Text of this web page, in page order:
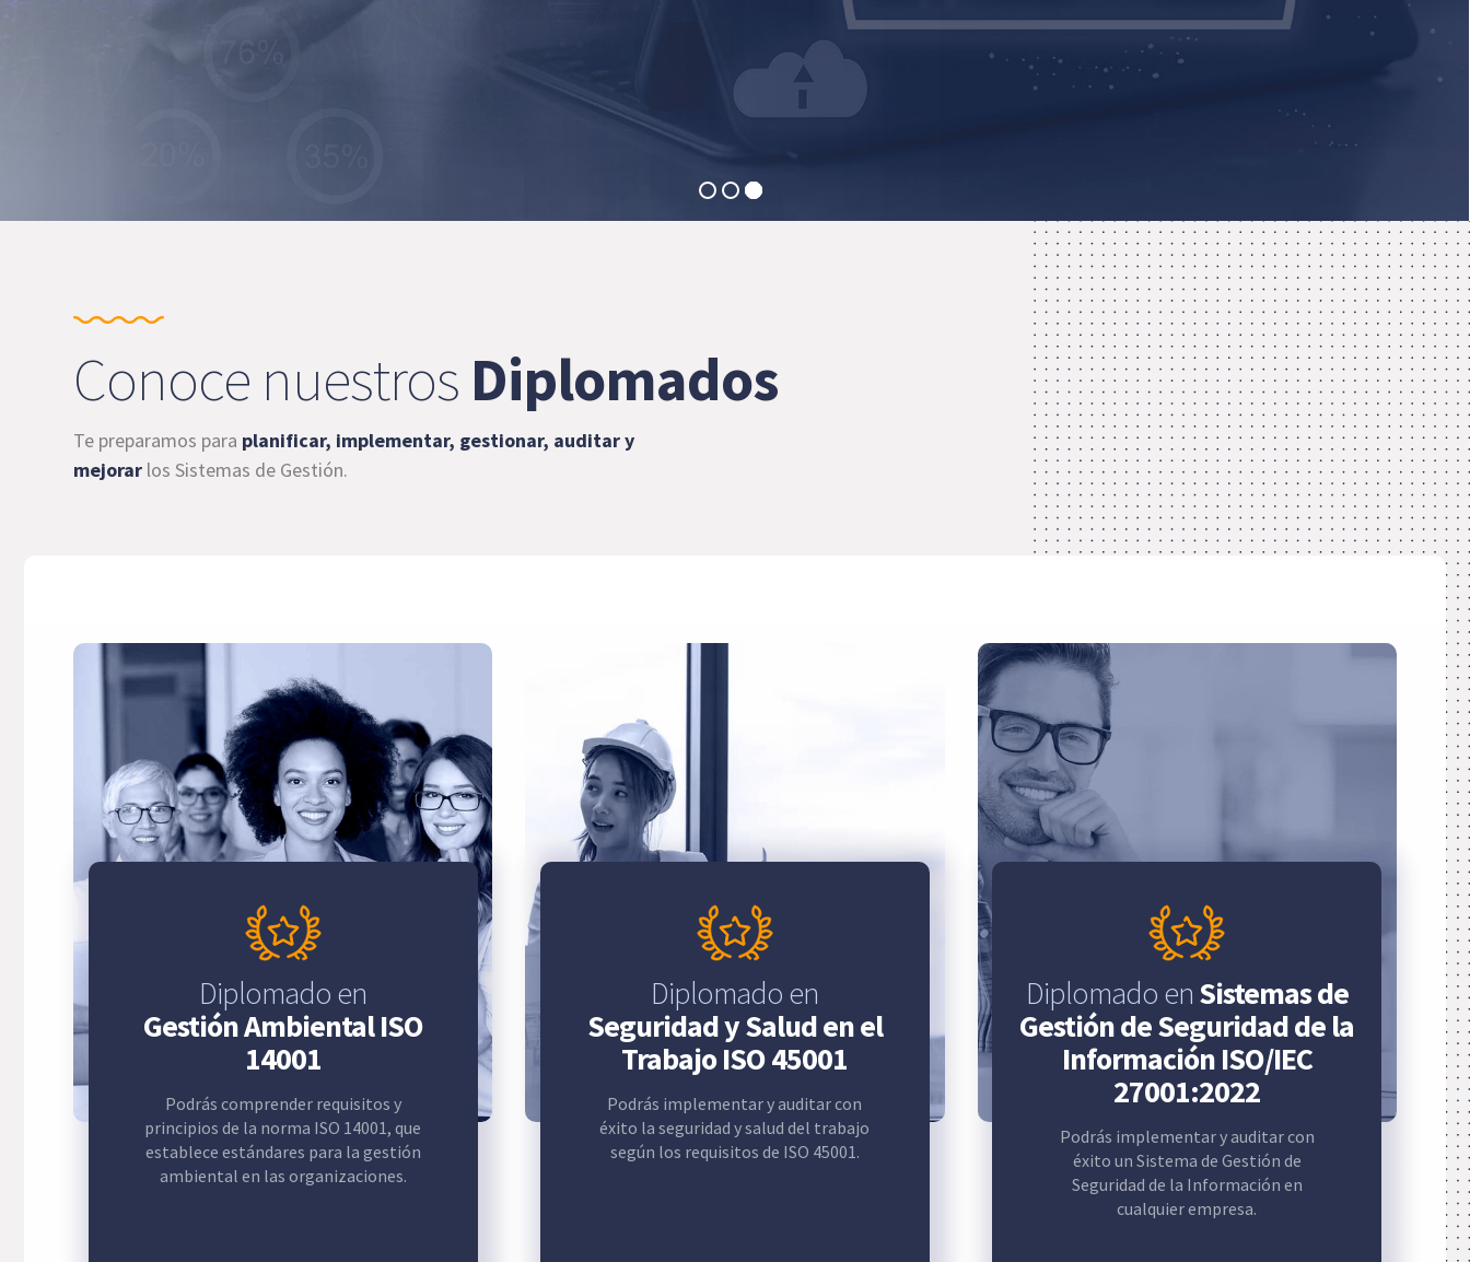
VER LOS DIPLOMADOS
Conoce nuestros Diplomados
Te preparamos para planificar, implementar, gestionar, auditar y
mejorar los Sistemas de Gestión.
Diplomado en
Gestión Ambiental ISO
14001
Podrás comprender requisitos y
principios de la norma ISO 14001, que
establece estándares para la gestión
ambiental en las organizaciones.
Diplomado en
Seguridad y Salud en el
Trabajo ISO 45001
Podrás implementar y auditar con
éxito la seguridad y salud del trabajo
según los requisitos de ISO 45001.
Diplomado enSistemas de
Gestión de Seguridad de la
Información ISO/IEC
27001:2022
Podrás implementar y auditar con
éxito un Sistema de Gestión de
Seguridad de la Información en
cualquier empresa.